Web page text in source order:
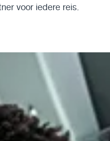
voor iedere reis.